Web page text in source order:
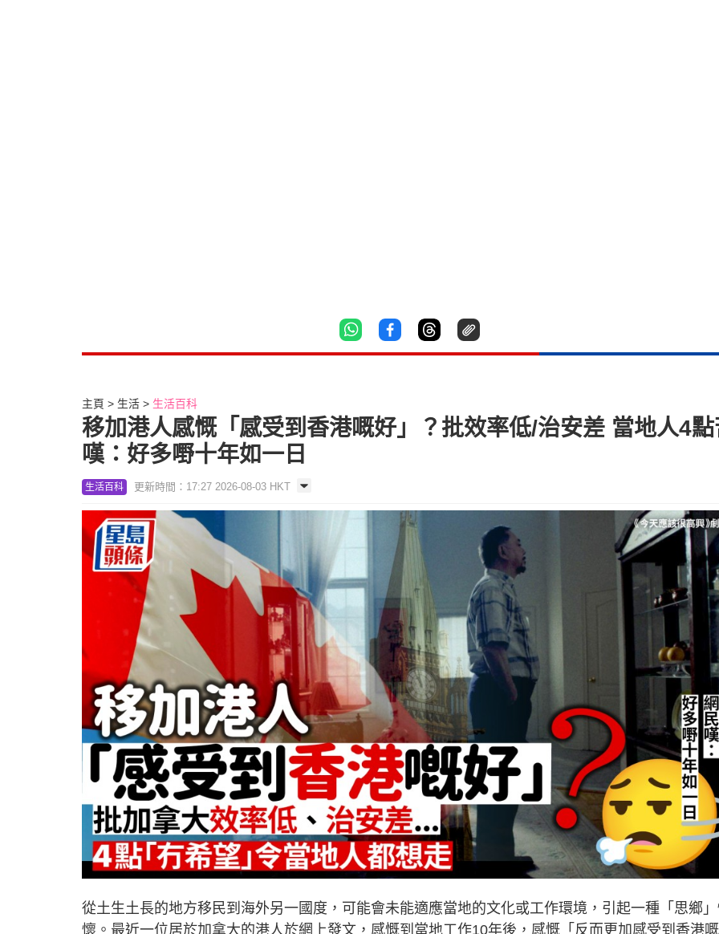
主頁 生活 生活百科
移加港人感慨「感受到香港嘅好」？批效率低/治安差 當地人4
嘆：好多嘢十年如一日
生活百科 更新時間：17:27 2026-08-03 HKT
從土生土長的地方移民到海外另一國度，可能會未能適應當地的文化或工作環境，引起一種「思鄉
懷。最近一位居於加拿大的港人於網上發文，感慨到當地工作10年後，感慨「反而更加感受到香港嘅